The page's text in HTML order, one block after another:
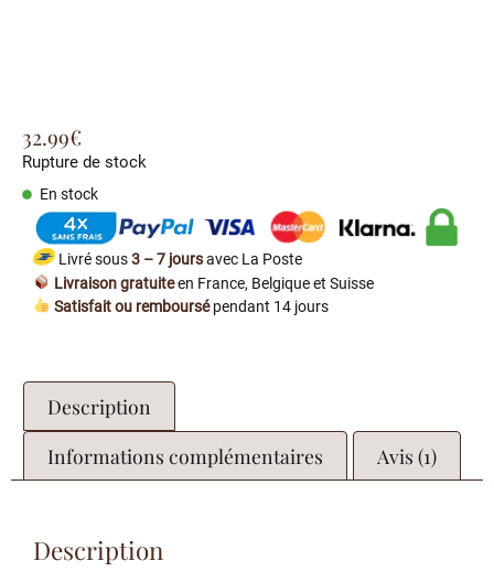
32.99€
Rupture de stock
En stock
Livré sous3 – 7 joursavec La Poste
Livraison gratuiteen France, Belgique et Suisse
Satisfait ou remboursépendant 14 jours
Description
Informations complémentaires
Avis (1)
Description